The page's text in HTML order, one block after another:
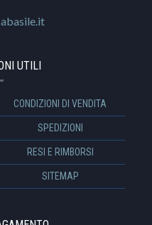
UTILI
CONDIZIONI DI VENDITA
SPEDIZIONI
RESI E RIMBORSI
SITEMAP